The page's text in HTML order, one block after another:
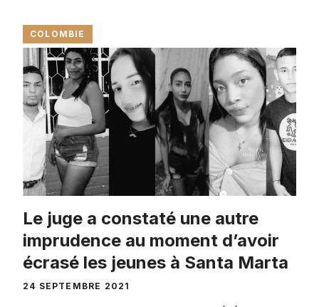
COLOMBIE
Le juge a constaté une autre
imprudence au moment d’avoir
écrasé les jeunes à Santa Marta
24 SEPTEMBRE 2021